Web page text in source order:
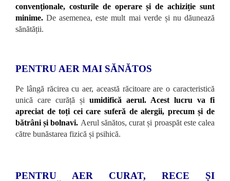
convenționale, costurile de operare și de achiziție sunt
minime. De asemenea, este mult mai verde și nu dăunează
sănătății.
PENTRU AER MAI SĂNĂTOS
Pe lângă răcirea cu aer, această răcitoare are o caracteristică
unică care curăță și umidifică aerul. Acest lucru va fi
apreciat de toți cei care suferă de alergii, precum și de
bătrâni și bolnavi. Aerul sănătos, curat și proaspăt este calea
către bunăstarea fizică și psihică.
PENTRU AER CURAT, RECE ȘI